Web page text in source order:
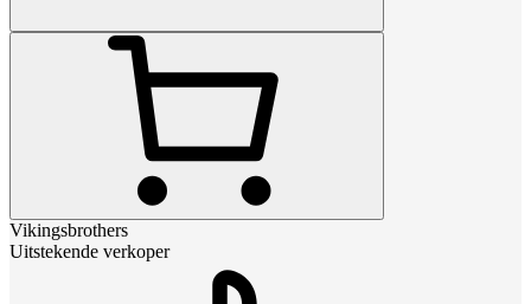
Vikingsbrothers
Uitstekende verkoper